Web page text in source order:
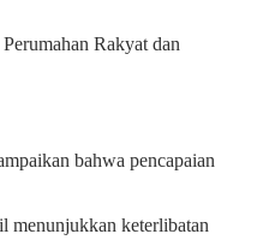
Rakyat dan
bahwa pencapaian
menunjukkan keterlibatan